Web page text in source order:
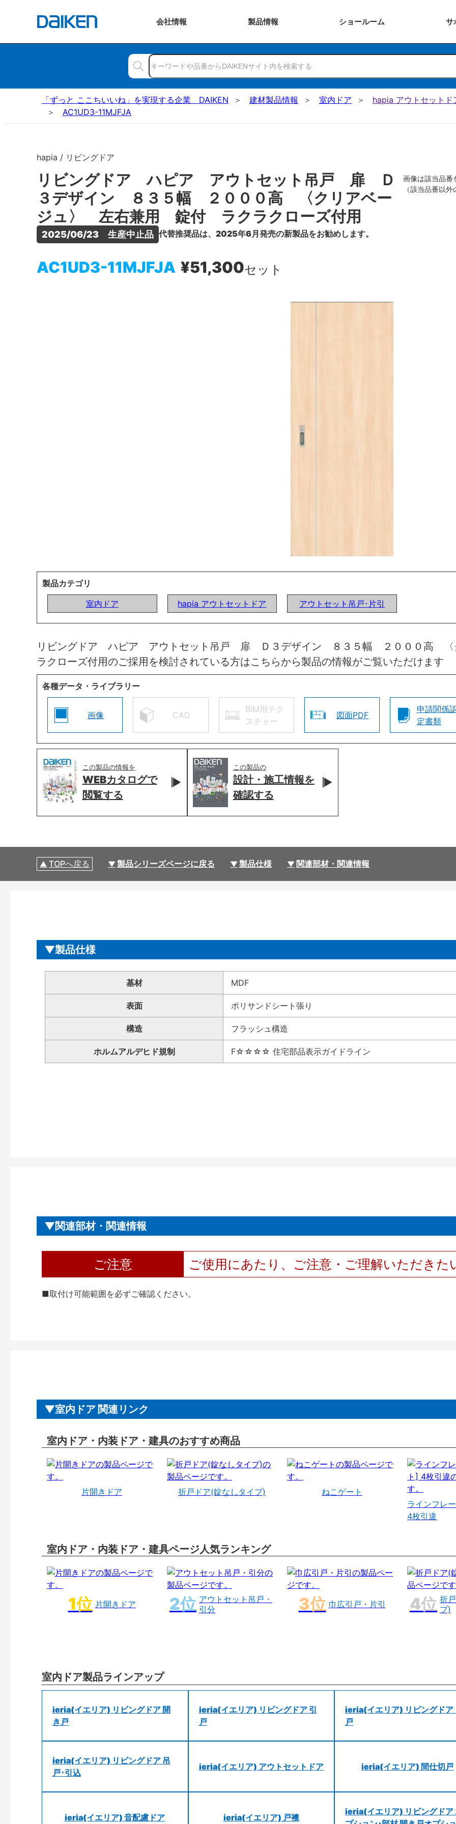
会社情報 製品情報 ショールーム サ
「ずっと ここちいいね」を実現する企業 DAIKEN 建材製品情報 室内ドア
hapia アウトセットド
AC1UD3-11MJFJA
hapia / リビングドア
リビングドア ハピア アウトセット吊戸 扉 Ｄ
３デザイン ８３５幅 ２０００高 〈クリアベー
ジュ〉 左右兼用 錠付 ラクラクローズ付用
2025/06/23　生産中止品 代替推奨品は、2025年6月発売の新製品をお勧めします。
AC1UD3-11MJFJA ¥51,300セット
画像は該当品番
（該当品番以
製品カテゴリ
室内ドア
hapia アウトセットドア アウトセット吊戸･片引
リビングドア ハピア アウトセット吊戸 扉 Ｄ３デザイン ８３５幅 ２０００高
ラクローズ付用のご採用を検討されている方はこちらから製品の情報がご覧いただけます
各種データ・ライブラリー
画像 CAD
BIM用テク
スチャー
図面PDF
申請関係
定書類
この製品の情報を
WEBカタログで
閲覧する
この製品の
設計・施工情報を
確認する
TOPへ戻る 製品シリーズページに戻る 製品仕様 関連部材・関連情報
製品仕様
基材 MDF
表面 ポリサンドシート張り
構造 フラッシュ構造
ホルムアルデヒド規制 F☆☆☆☆ 住宅部品表示ガイドライン
関連部材・関連情報
ご注意 ご使用にあたり、ご注意・ご理解いただきた
■取付け可能範囲を必ずご確認ください。
室内ドア 関連リンク
室内ドア・内装ドア・建具のおすすめ商品
片開きドア 折戸ドア(錠なしタイプ)
ねこゲート
ラインフレ
4枚引違
室内ドア・内装ドア・建具ページ人気ランキング
片開きドア
アウトセット吊戸・
引分
巾広引戸・片引
折
プ)
室内ドア製品ラインアップ
ieria(イエリア) リビングドア 開
き戸
ieria(イエリア) リビングドア 引
戸
ieria(イエリア) リビングドア
戸
ieria(イエリア) リビングドア 吊
戸･引込
ieria(イエリア) アウトセットドア ieria(イエリア) 間仕切戸
ieria(イエリア) 音配慮ドア ieria(イエリア) 戸襖
ieria(イエリア) リビングドア